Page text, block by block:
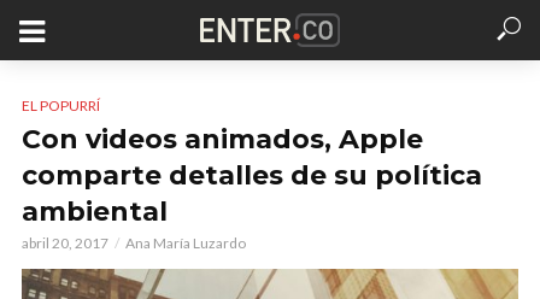
EL POPURRÍ
Con videos animados, Apple
comparte detalles de su política
ambiental
abril 20, 2017 Ana María Luzardo